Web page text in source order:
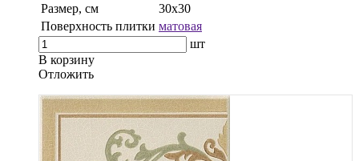
Размер, см
30x30
Поверхность плитки матовая
шт
В корзину
Oтложить